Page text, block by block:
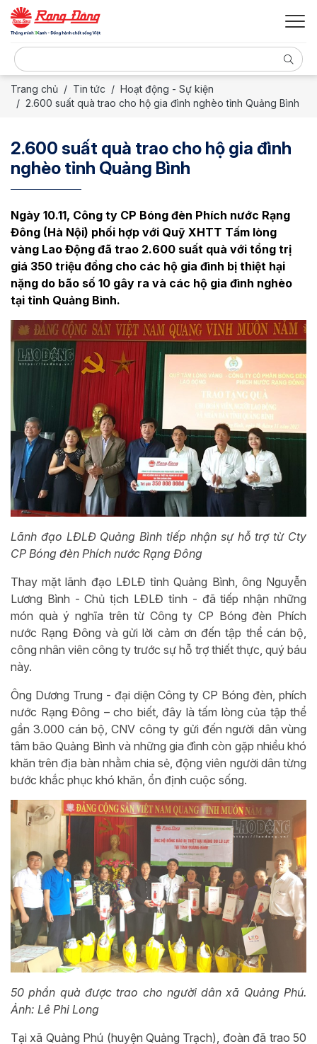
Trang chủ Tin tức
Hoạt động - Sự kiện
2.600 suất quà trao cho hộ gia đình nghèo tỉnh Quảng Bình
2.600 suất quà trao cho hộ gia đình
nghèo tỉnh Quảng Bình
Ngày 10.11, Công ty CP Bóng đèn Phích nước Rạng
Đông (Hà Nội) phối hợp với Quỹ XHTT Tấm lòng
vàng Lao Động đã trao 2.600 suất quà với tổng trị
giá 350 triệu đồng cho các hộ gia đình bị thiệt hại
nặng do bão số 10 gây ra và các hộ gia đình nghèo
tại tỉnh Quảng Bình.
Lãnh đạo LĐLĐ Quảng Bình tiếp nhận sự hỗ trợ từ Cty
CP Bóng đèn Phích nước Rạng Đông
Thay mặt lãnh đạo LĐLĐ tỉnh Quảng Bình, ông Nguyễn
Lương Bình - Chủ tịch LĐLĐ tỉnh - đã tiếp nhận những
món quà ý nghĩa trên từ Công ty CP Bóng đèn Phích
nước Rạng Đông và gửi lời cảm ơn đến tập thể cán bộ,
công nhân viên công ty trước sự hỗ trợ thiết thực, quý báu
này.
Ông Dương Trung - đại diện Công ty CP Bóng đèn, phích
nước Rạng Đông – cho biết, đây là tấm lòng của tập thể
gần 3.000 cán bộ, CNV công ty gửi đến người dân vùng
tâm bão Quảng Bình và những gia đình còn gặp nhiều khó
khăn trên địa bàn nhằm chia sẻ, động viên người dân từng
bước khắc phục khó khăn, ổn định cuộc sống.
50 phần quà được trao cho người dân xã Quảng Phú.
Ảnh: Lê Phi Long
Tại xã Quảng Phú (huyện Quảng Trạch), đoàn đã trao 50